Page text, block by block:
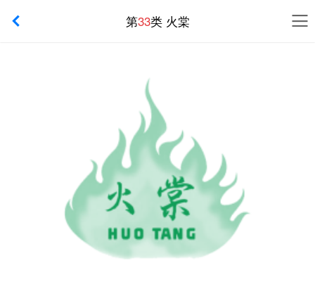
第33类 火棠